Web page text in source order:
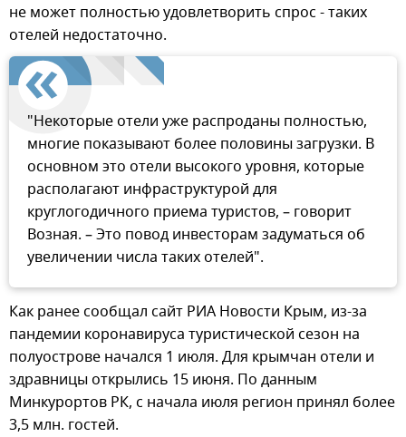
не может полностью удовлетворить спрос - таких
отелей недостаточно.
"Некоторые отели уже распроданы полностью,
многие показывают более половины загрузки. В
основном это отели высокого уровня, которые
располагают инфраструктурой для
круглогодичного приема туристов, – говорит
Возная. – Это повод инвесторам задуматься об
увеличении числа таких отелей".
Как ранее сообщал сайт РИА Новости Крым, из-за
пандемии коронавируса туристической сезон на
полуострове начался 1 июля. Для крымчан отели и
здравницы открылись 15 июня. По данным
Минкурортов РК, с начала июля регион принял более
3,5 млн. гостей.